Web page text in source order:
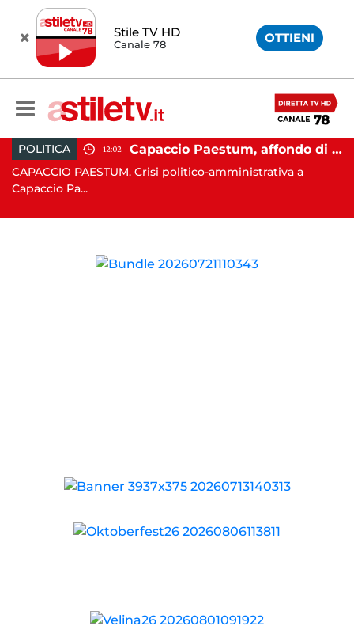
Stile TV HD
Canale 78 OTTIENI
POLITICA 12:02 Capaccio Paestum, affondo di Forza Italia: "Paolino è arrivato al capolinea"
CAPACCIO PAESTUM. Crisi politico-amministrativa a
Capaccio Pa...